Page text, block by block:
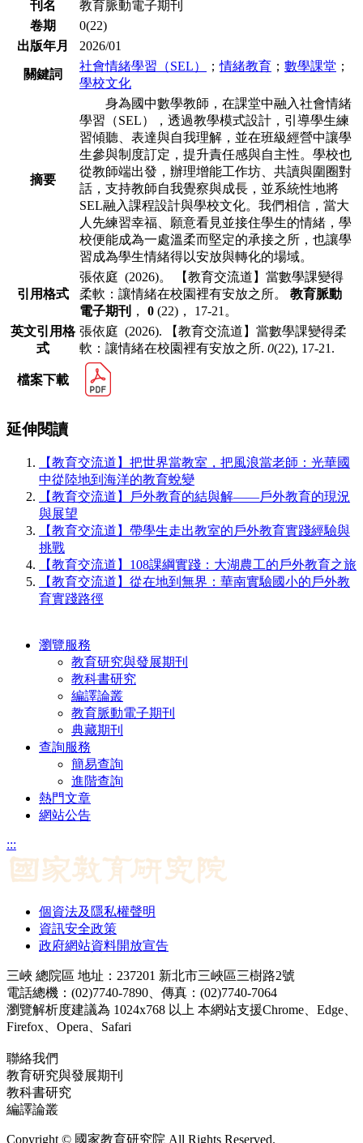
刊名
教育脈動電子期刊
卷期
0(22)
出版年月
2026/01
關鍵詞
社會情緒學習（SEL） ；情緒教育 ； 數學課堂 ；
學校文化
摘要
⾝為國中數學教師，在課堂中融入社會情緒
學習（SEL），透過教學模式設計，引導學⽣練
習傾聽、表達與⾃我理解，並在班級經營中讓學
⽣參與制度訂定，提升責任感與⾃主性。學校也
從教師端出發，辦理增能⼯作坊、共讀與圍圈對
話，⽀持教師⾃我覺察與成⻑，並系統性地將
SEL融入課程設計與學校文化。我們相信，當⼤
⼈先練習幸福、願意看⾒並接住學⽣的情緒，學
校便能成為⼀處溫柔⽽堅定的承接之所，也讓學
習成為學⽣情緒得以安放與轉化的場域。
引用格式
張依庭 (2026)。 【教育交流道】當數學課變得
柔軟：讓情緒在校園裡有安放之所。 教育脈動
電子期刊
， 0 (22)， 17-21。
英文引用格
式
張依庭 (2026). 【教育交流道】當數學課變得柔
軟：讓情緒在校園裡有安放之所. 0(22), 17-21.
檔案下載
延伸閱讀
【教育交流道】把世界當教室，把風浪當老師：光華國
中從陸地到海洋的教育蛻變
【教育交流道】⼾外教育的結與解——⼾外教育的現況
與展望
【教育交流道】帶學⽣⾛出教室的⼾外教育實踐經驗與
挑戰
【教育交流道】108課綱實踐：⼤湖農⼯的⼾外教育之旅
【教育交流道】從在地到無界：華南實驗國⼩的⼾外教
育實踐路徑
瀏覽服務
教育研究與發展期刊
教科書研究
編譯論叢
教育脈動電子期刊
典藏期刊
查詢服務
簡易查詢
進階查詢
熱門文章
網站公告
:::
個資法及隱私權聲明
資訊安全政策
政府網站資料開放宣告
三峽 總院區 地址：237201 新北市三峽區三樹路2號
電話總機：(02)7740-7890、傳真：(02)7740-7064
瀏覽解析度建議為 1024x768 以上 本網站支援Chrome、Edge、
Firefox、Opera、Safari
聯絡我們
教育研究與發展期刊
教科書研究
編譯論叢
Copyright © 國家教育研究院 All Rights Reserved.